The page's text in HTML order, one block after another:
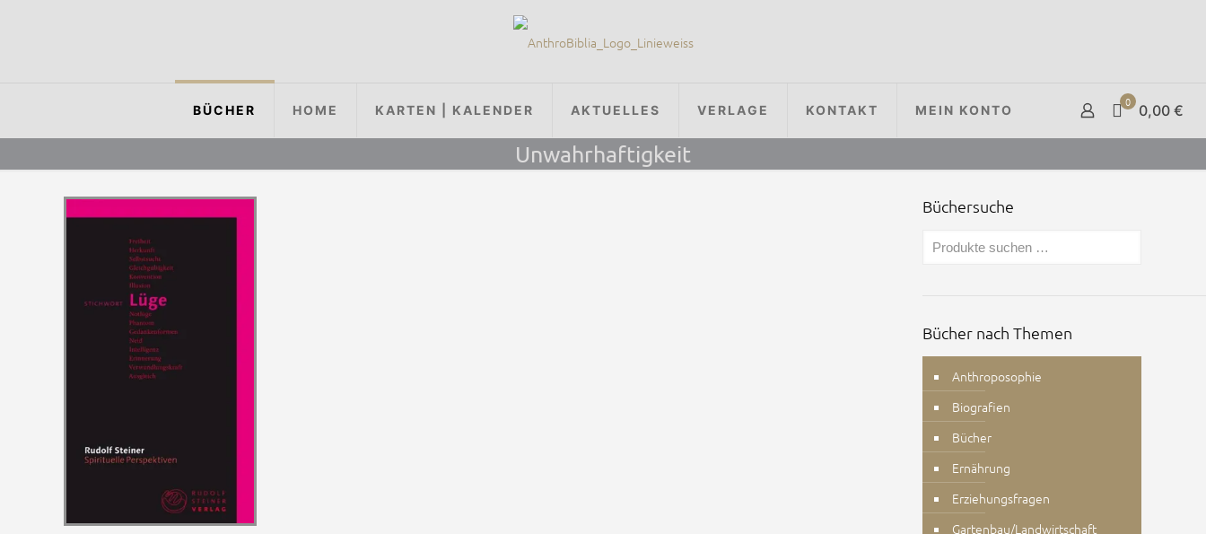
BÜCHER HOME KARTEN | KALENDER AKTUELLES VERLAGE KONTAKT MEIN KONTO
0 0,00 €
Unwahrhaftigkeit
Büchersuche
Bücher nach Themen
Anthroposophie
Biografien
Bücher
Ernährung
Erziehungsfragen
Gartenbau/Landwirtschaft